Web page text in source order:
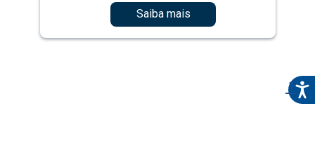
Saiba mais
1